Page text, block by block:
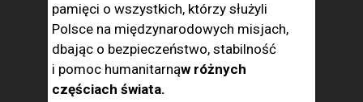
pamięci o wszystkich, którzy służyli
Polsce na międzynarodowych misjach,
dbając o bezpieczeństwo, stabilność
i pomoc humanitarnąw różnych
częściach świata.